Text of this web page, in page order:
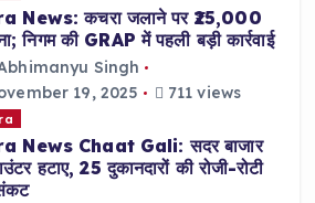
News: कचरा जलाने पर ₹25,000
निगम की GRAP में पहली बड़ी कार्रवाई
Singh
19, 2025
711 views
News Chaat Gali: सदर बाजार
हटाए, 25 दुकानदारों की रोजी-रोटी